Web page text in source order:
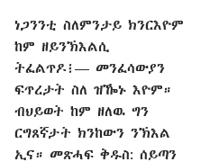
ነጋንንቲ ስለምንታይ ክንርእዮም
ከም ዘይንኽእልሲ
ትፈልጥዶ፧⁠— መንፈሳውያን
ፍጥረታት ስለ ዝዀኑ እዮም።
ብህይወት ከም ዘለዉ ግን
ርግጸኛታት ክንከውን ንኽእል
ኢና። መጽሓፍ ቅዱስ: ሰይጣን